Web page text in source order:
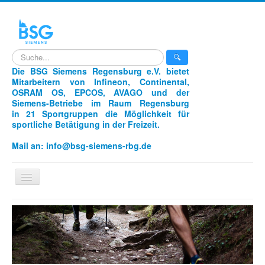
search 🔍
Die BSG Siemens Regensburg e.V. bietet
Mitarbeitern von Infineon, Continental,
OSRAM OS, EPCOS, AVAGO und der
Siemens-Betriebe im Raum Regensburg
in 21 Sportgruppen die Möglichkeit für
sportliche Betätigung in der Freizeit.
Mail an: info@bsg-siemens-rbg.de
Navigation
Home
Sportarten
Aikido Laufen
Unser Verein